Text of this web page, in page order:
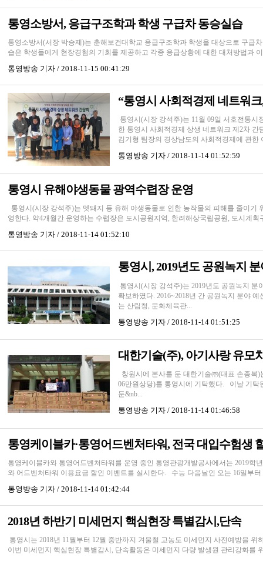
통영소방서, 응급구조학과 학생 구급차 동승실습
통영소방서(서장 박승제)는 춘해보건대학교 응급구조학과 학생을 대상으로 구급
습은 학생들에게 현장경험의 기회를 제공하고 각종 응급상황에 대한 대처방법과
통영방송 기자 / 2018-11-15 00:41:29
“통영시 사회적경제 네트워
통영시(시장 강석주)는 11월 09일 서호전통
한 통영시 사회적경제 상생 네트워크 제2차
김기형 팀장의 경상남도의 사회적경제에 관한
통영방송 기자 / 2018-11-14 01:52:59
통영시 유해야생동물 광역수렵장 운영
통영시(시장 강석주)는 멧돼지 등 유해 야생동물로 인한 농작물의 피해를 줄이기
영한다. 약4개월간 운영하는 수렵장은 도시공원지역, 한려해상국립공원, 도시계획
통영방송 기자 / 2018-11-14 01:52:10
통영시, 2019년도 공원녹지
통영시(시장 강석주)는 2019년도 공원녹지 분
확보하였다. 2016~2018년 간 공원녹지 분야
는 산림청, 문화체육관...
통영방송 기자 / 2018-11-14 01:51:25
대한기술(주), 아기사랑 유모
창원시에 본사를 둔 대한기술㈜(대표 손종복
06만원상당)를 통영시에 기탁했다. 이날 기탁
둔&nb...
통영방송 기자 / 2018-11-14 01:46:58
통영케이블카·통영어드벤처타워, 전국 대입수험생
통영케이블카와 통영어드벤처타워를 운영 중인 통영관광개발공사에서는 2019학
와 어드벤처타워 이용요금 할인 이벤트를 실시한다. 수능 다음날인 오는 16일부
통영방송 기자 / 2018-11-14 01:42:44
2018년 하반기 미세먼지 핵심현장 특별감시,단속
통영시는 2018년 11월부터 12월 중반까지 겨울철 고농도 미세먼지 사전예방을
이번 미세먼지 핵심현장 특별감시, 단속활동은 미세먼지 다량 발생원 관리강화를